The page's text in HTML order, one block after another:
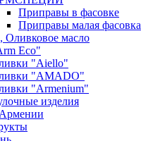
Приправы в фасовке
Приправы малая фасовка
Оливковое масло
Eco"
"Aiello"
"AMADO"
"Armenium"
изделия